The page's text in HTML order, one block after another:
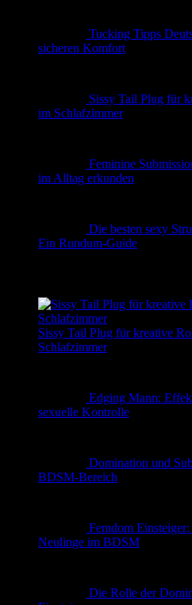
Tucking Tipps
sicheren Komfort
Sissy Tail Plug für
im Schlafzimmer
Feminine
im Alltag erkunden
Die besten sexy
Ein Rundum-Guide
Sissy Tail Plug für kreative
Schlafzimmer
Edging Mann:
sexuelle Kontrolle
Domination und
BDSM-Bereich
Femdom
Neulinge im BDSM
Die Rolle der